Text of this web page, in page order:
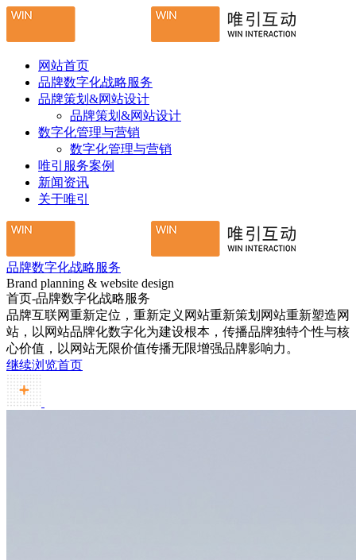
网站首页
品牌数字化战略服务
品牌策划&网站设计
品牌策划&网站设计
数字化管理与营销
数字化管理与营销
唯引服务案例
新闻资讯
关于唯引
品牌数字化战略服务
Brand planning & website design
首页-品牌数字化战略服务
品牌互联网重新定位，重新定义网站重新策划网站重新塑造网
站，以网站品牌化数字化为建设根本，传播品牌独特个性与核
心价值，以网站无限价值传播无限增强品牌影响力。
继续浏览首页